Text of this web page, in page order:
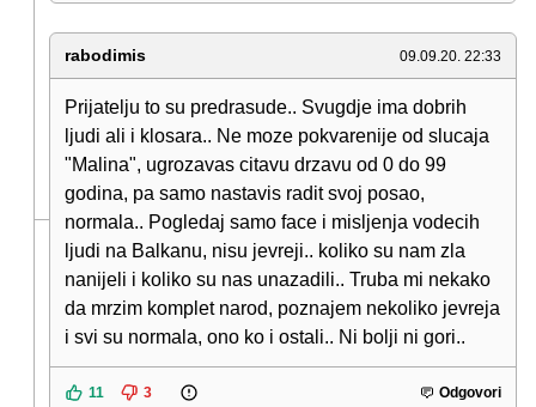
rabodimis 09.09.20. 22:33
Prijatelju to su predrasude.. Svugdje ima dobrih
ljudi ali i klosara.. Ne moze pokvarenije od slucaja
"Malina", ugrozavas citavu drzavu od 0 do 99
godina, pa samo nastavis radit svoj posao,
normala.. Pogledaj samo face i misljenja vodecih
ljudi na Balkanu, nisu jevreji.. koliko su nam zla
nanijeli i koliko su nas unazadili.. Truba mi nekako
da mrzim komplet narod, poznajem nekoliko jevreja
i svi su normala, ono ko i ostali.. Ni bolji ni gori..
11 3 Odgovori